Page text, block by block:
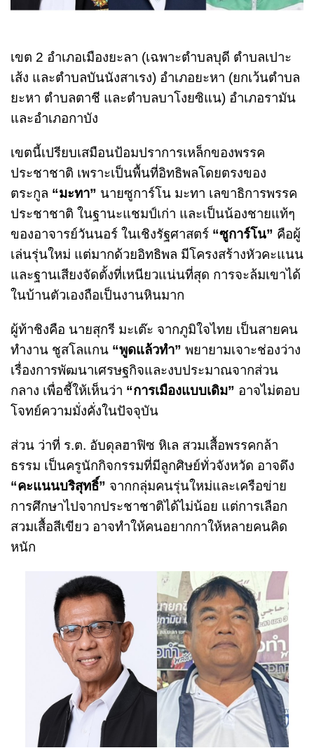
เขต 2 อําเภอเมืองยะลา (เฉพาะตําบลบุดี ตําบลเปาะ
เส้ง และตําบลบันนังสาเรง) อําเภอยะหา (ยกเว้นตําบล
ยะหา ตําบลตาชี และตําบลบาโงยซิแน) อําเภอรามัน
และอําเภอกาบัง
เขตนี้เปรียบเสมือนป้อมปราการเหล็กของพรรค
ประชาชาติ เพราะเป็นพื้นที่อิทธิพลโดยตรงของ
ตระกูล “มะทา” นายซูการ์โน มะทา เลขาธิการพรรค
ประชาชาติ ในฐานะแชมป์เก่า และเป็นน้องชายแท้ๆ
ของอาจารย์วันนอร์ ในเชิงรัฐศาสตร์ “ซูการ์โน” คือผู้
เล่นรุ่นใหม่ แต่มากด้วยอิทธิพล มีโครงสร้างหัวคะแนน
และฐานเสียงจัดตั้งที่เหนียวแน่นที่สุด การจะล้มเขาได้
ในบ้านตัวเองถือเป็นงานหินมาก
ผู้ท้าชิงคือ นายสุกรี มะเต๊ะ จากภูมิใจไทย เป็นสายคน
ทำงาน ชูสโลแกน “พูดแล้วทำ” พยายามเจาะช่องว่าง
เรื่องการพัฒนาเศรษฐกิจและงบประมาณจากส่วน
กลาง เพื่อชี้ให้เห็นว่า “การเมืองแบบเดิม” อาจไม่ตอบ
โจทย์ความมั่งคั่งในปัจจุบัน
ส่วน ว่าที่ ร.ต. อับดุลฮาฟิซ หิเล สวมเสื้อพรรคกล้า
ธรรม เป็นครูนักกิจกรรมที่มีลูกศิษย์ทั่วจังหวัด อาจดึง
“คะแนนบริสุทธิ์” จากกลุ่มคนรุ่นใหม่และเครือข่าย
การศึกษาไปจากประชาชาติได้ไม่น้อย แต่การเลือก
สวมเสื้อสีเขียว อาจทำให้คนอยากกาให้หลายคนคิด
หนัก